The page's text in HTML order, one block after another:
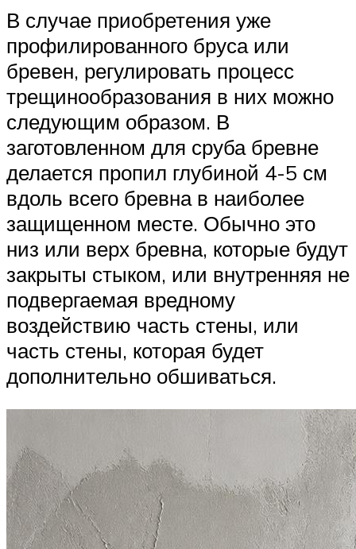
В случае приобретения уже
профилированного бруса или
бревен, регулировать процесс
трещинообразования в них можно
следующим образом. В
заготовленном для сруба бревне
делается пропил глубиной 4-5 см
вдоль всего бревна в наиболее
защищенном месте. Обычно это
низ или верх бревна, которые будут
закрыты стыком, или внутренняя не
подвергаемая вредному
воздействию часть стены, или
часть стены, которая будет
дополнительно обшиваться.